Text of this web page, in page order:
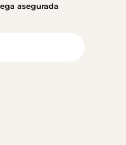
asegurada